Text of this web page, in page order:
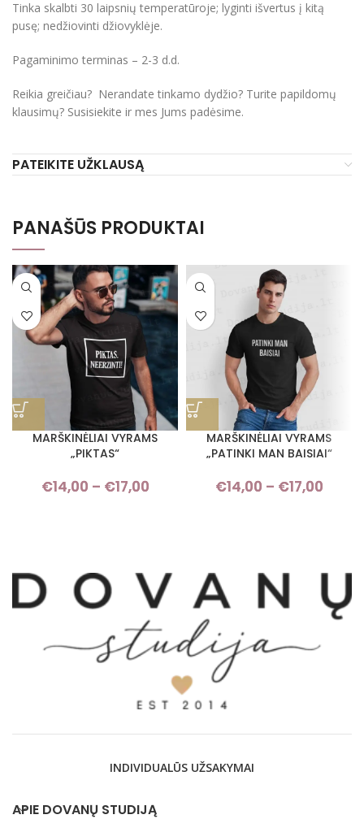
Tinka skalbti 30 laipsnių temperatūroje; lyginti išvertus į kitą
pusę; nedžiovinti džiovyklėje.
Pagaminimo terminas – 2-3 d.d.
Reikia greičiau? Nerandate tinkamo dydžio? Turite papildomų
klausimų? Susisiekite ir mes Jums padėsime.
PATEIKITE UŽKLAUSĄ
PANAŠŪS PRODUKTAI
MARŠKINĖLIAI VYRAMS
„PIKTAS“
€14,00 – €17,00
Price range: €14,00 through
MARŠKINĖLIAI VYRAMS
„PATINKI MAN BAISIAI“
€14,00 – €17,00
INDIVIDUALŪS UŽSAKYMAI
APIE DOVANŲ STUDIJĄ